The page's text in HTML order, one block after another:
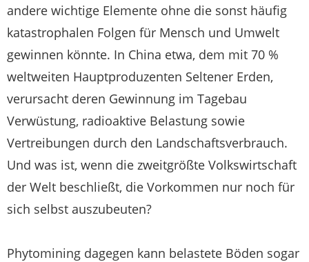
andere wichtige Elemente ohne die sonst häufig
katastrophalen Folgen für Mensch und Umwelt
gewinnen könnte. In China etwa, dem mit 70 %
weltweiten Hauptproduzenten Seltener Erden,
verursacht deren Gewinnung im Tagebau
Verwüstung, radioaktive Belastung sowie
Vertreibungen durch den Landschaftsverbrauch.
Und was ist, wenn die zweitgrößte Volkswirtschaft
der Welt beschließt, die Vorkommen nur noch für
sich selbst auszubeuten?
Phytomining dagegen kann belastete Böden sogar